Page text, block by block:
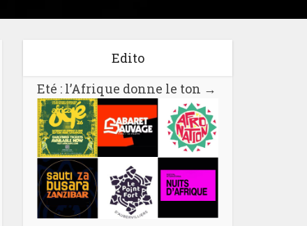
Edito
Eté : l’Afrique donne le ton →